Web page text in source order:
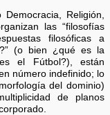
Religión,
las “filosofías
filosóficas a
(o bien ¿qué es la
el Fútbol?), están
número indefinido; lo
del dominio)
de planos